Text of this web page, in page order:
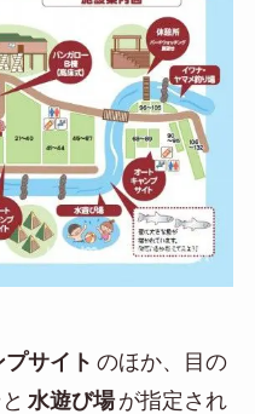
サイト のほか、目の
と 水遊び場 が指定され